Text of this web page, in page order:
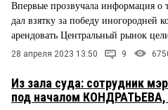
Впервые прозвучала информация
дал взятку за победу иногородней
арендовать Центральный рынок
28 апреля 2023 13:50 9
Из зала суда: сотрудник
под началом КОНДРАТЬЕВА,